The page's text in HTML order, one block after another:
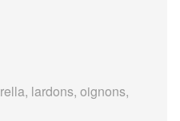
lardons, oignons,